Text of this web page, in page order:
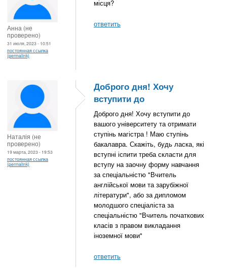
Анна (не
проверено)
31 июля, 2023 - 10:51
постоянная ссылка
(permalink)
місця?
ответить
Наталія (не
проверено)
19 марта, 2023 - 19:53
постоянная ссылка
(permalink)
Доброго дня! Хочу
вступити до
Доброго дня! Хочу вступити до
вашого університету та отримати
ступінь магістра ! Маю ступінь
бакалавра. Скажіть, будь ласка, які
вступні іспити треба скласти для
вступу на заочну форму навчання
за спеціальністю "Вчитель
англійської мови та зарубіжної
літератури", або за дипломом
молодшого спеціаліста за
спеціальністю "Вчитель початкових
класів з правом викладання
іноземної мови"
ответить